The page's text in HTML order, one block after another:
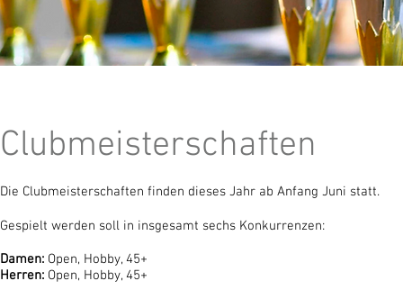
Clubmeisterschaften
Die Clubmeisterschaften finden dieses Jahr ab Anfang Juni statt.
Gespielt werden soll in insgesamt sechs Konkurrenzen:
Damen: Open, Hobby, 45+
Herren: Open, Hobby, 45+